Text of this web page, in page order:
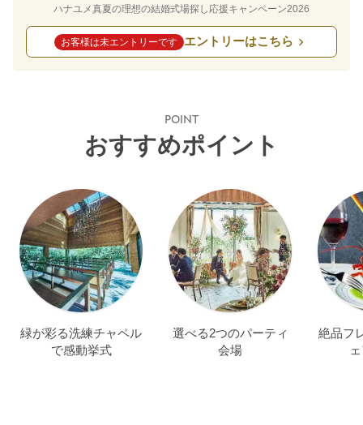
ハナユメ真夏の理想の結婚式場探し応援キャンペーン2026
お客様は未エントリーです エントリーはこちら
POINT
おすすめポイント
緑が彩る洗練チャペル
で感動挙式
選べる2つのパーティ
会場
絶品フ